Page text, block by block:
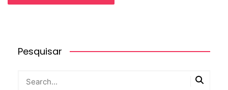
Pesquisar